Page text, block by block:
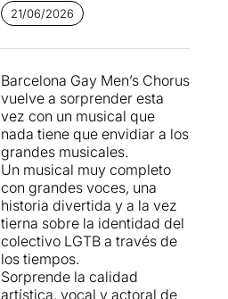
21/06/2026
Barcelona Gay Men’s Chorus
vuelve a sorprender esta
vez con un musical que
nada tiene que envidiar a los
grandes musicales.
Un musical muy completo
con grandes voces, una
historia divertida y a la vez
tierna sobre la identidad del
colectivo LGTB a través de
los tiempos.
Sorprende la calidad
artística, vocal y actoral de